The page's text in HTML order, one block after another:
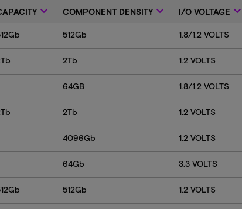
keyboard_arrow_down COMPONENT DENSITY keyboard_arrow_down I/O VOLTAGE keyboard_arrow_down
512Gb 1.8/1.2 VOLTS
2Tb 1.2 VOLTS
64GB 1.8/1.2 VOLTS
2Tb 1.2 VOLTS
4096Gb 1.2 VOLTS
64Gb 3.3 VOLTS
512Gb 1.2 VOLTS